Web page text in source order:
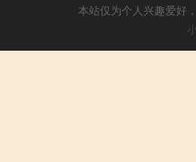
本站仅为个人兴趣爱好